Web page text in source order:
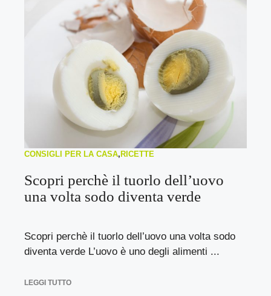
CONSIGLI PER LA CASA,RICETTE
Scopri perchè il tuorlo dell’uovo
una volta sodo diventa verde
Scopri perchè il tuorlo dell’uovo una volta sodo
diventa verde L’uovo è uno degli alimenti ...
LEGGI TUTTO